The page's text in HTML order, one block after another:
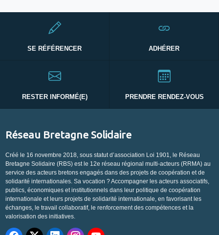
SE RÉFÉRENCER ADHÉRER
RESTER INFORMÉ(E) PRENDRE RENDEZ-VOUS
Réseau Bretagne Solidaire
Créé le 16 novembre 2018, sous statut d’association Loi 1901, le Réseau
Bretagne Solidaire (RBS) est le 12e réseau régional multi-acteurs (RRMA) au
service des acteurs bretons engagés dans des projets de coopération et de
solidarité internationales. Sa vocation ? Accompagner les acteurs associatifs,
publics, économiques et institutionnels dans leur politique de coopération
internationale et leurs projets de solidarité internationale, en favorisant les
échanges, le travail collaboratif, le renforcement des compétences et la
valorisation des initiatives.